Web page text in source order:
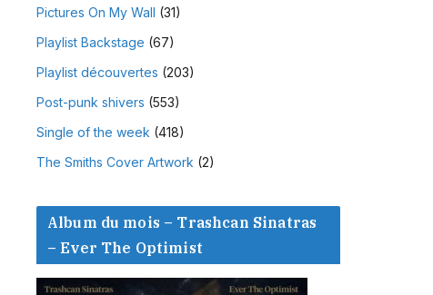
Pictures On My Wall (31)
Playlist Backstage (67)
Playlist découvertes (203)
Post-punk shivers (553)
Single of the week (418)
The Smiths Cover Artwork (2)
Album du mois – Trashcan Sinatras
– Ever The Optimist